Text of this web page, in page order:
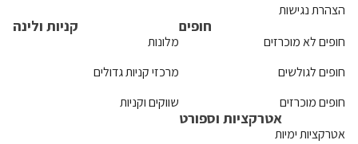
הצהרת נגישות
חופים
חופים לא מוכרזים
חופים לגולשים
חופים מוכרזים
קניות ולינה
מלונות
מרכזי קניות גדולים
שווקים וקניות
אטרקציות וספורט
אטרקציות ימיות